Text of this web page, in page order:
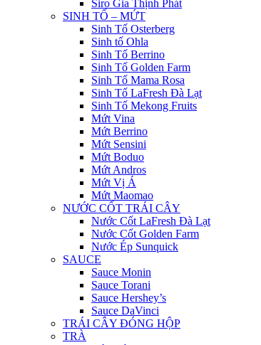
Siro Gia Thịnh Phát
SINH TỐ – MỨT
Sinh Tố Osterberg
Sinh tố Ohla
Sinh Tố Berrino
Sinh Tố Golden Farm
Sinh Tố Mama Rosa
Sinh Tố LaFresh Đà Lạt
Sinh Tố Mekong Fruits
Mứt Vina
Mứt Berrino
Mứt Sensini
Mứt Boduo
Mứt Andros
Mứt Vị Á
Mứt Maomao
NƯỚC CỐT TRÁI CÂY
Nước Cốt LaFresh Đà Lạt
Nước Cốt Golden Farm
Nước Ép Sunquick
SAUCE
Sauce Monin
Sauce Torani
Sauce Hershey’s
Sauce DaVinci
TRÁI CÂY ĐÓNG HỘP
TRÀ